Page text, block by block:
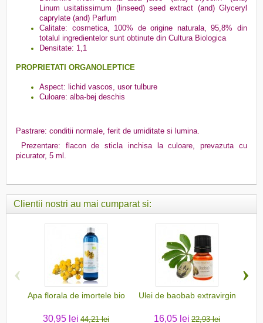
Linum usitatissimum (linseed) seed extract (and) Glyceryl
caprylate (and) Parfum
Calitate: cosmetica, 100% de origine naturala, 95,8% din
totalul ingredientelor sunt obtinute din Cultura Biologica
Densitate: 1,1
PROPRIETATI ORGANOLEPTICE
Aspect: lichid vascos, usor tulbure
Culoare: alba-bej deschis
Pastrare: conditii normale, ferit de umiditate si lumina.
Prezentare: flacon de sticla inchisa la culoare, prevazuta cu
picurator, 5 ml.
Clientii nostri au mai cumparat si:
Apa florala de imortele bio
30,95 lei 44,21 lei
Ulei de baobab extravirgin
16,05 lei 22,93 lei
‹ ›